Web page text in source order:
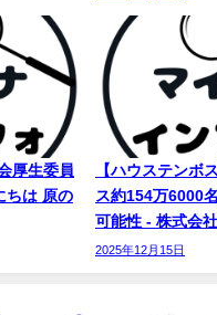
厚生委員
ちは 原の
【ハウステンボ
ス約154万6000
可能性 - 株式会
2025年12月15日